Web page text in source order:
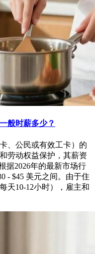
般时薪多少？
、公民或有效工卡）的
劳动权益保护，其薪资
据2026年的最新市场行
- $45 美元之间。由于住
天10-12小时），雇主和